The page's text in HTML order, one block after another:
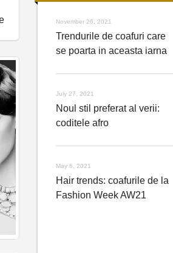
November 26, 2021
Trendurile de coafuri care
se poarta in aceasta iarna
July 27, 2021
Noul stil preferat al verii:
coditele afro
May 6, 2021
Hair trends: coafurile de la
Fashion Week AW21